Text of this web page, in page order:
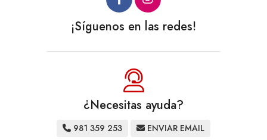
¡Síguenos en las redes!
¿Necesitas ayuda?
981 359 253 ENVIAR EMAIL